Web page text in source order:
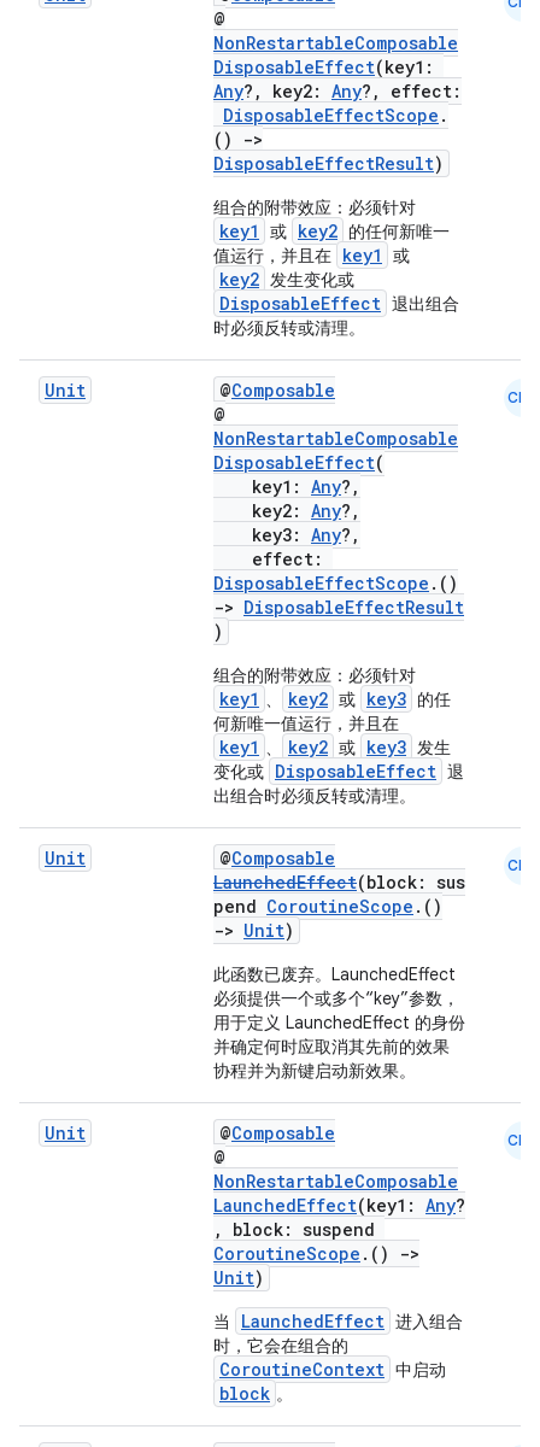
@
NonRestartableComposable
DisposableEffect(key1:
Any?, key2: Any?, effect:
DisposableEffectScope .
()
->
DisposableEffectResult)
组合的附带效应：必须针对
key1 或 key2 的任何新唯一
值运行，并且在 key1 或
key2 发生变化或
DisposableEffect 退出组合
时必须反转或清理。
Unit @Composable
@
NonRestartableComposable
DisposableEffect(
key1: Any?,
key2: Any?,
key3: Any?,
effect:
DisposableEffectScope .()
-> DisposableEffectResult
)
组合的附带效应：必须针对
key1 、 key2 或 key3 的任
何新唯一值运行，并且在
key1 、 key2 或 key3 发生
变化或 DisposableEffect 退
出组合时必须反转或清理。
CMN
Unit @Composable
LaunchedEffect(block: sus
pend CoroutineScope .()
-> Unit)
此函数已废弃。LaunchedEffect
必须提供一个或多个“key”参数，
用于定义 LaunchedEffect 的身份
并确定何时应取消其先前的效果
协程并为新键启动新效果。
CMN
Unit @Composable
@
NonRestartableComposable
LaunchedEffect(key1: Any?
, block: suspend
CoroutineScope .()
->
Unit)
当 LaunchedEffect 进入组合
时，它会在组合的
CoroutineContext 中启动
block 。
CMN